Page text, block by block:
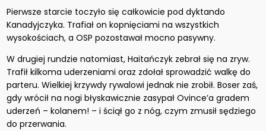
Pierwsze starcie toczyło się całkowicie pod dyktando
Kanadyjczyka. Trafiał on kopnięciami na wszystkich
wysokościach, a OSP pozostawał mocno pasywny.
W drugiej rundzie natomiast, Haitańczyk zebrał się na zryw.
Trafił kilkoma uderzeniami oraz zdołał sprowadzić walkę do
parteru. Wielkiej krzywdy rywalowi jednak nie zrobił. Boser zaś,
gdy wrócił na nogi błyskawicznie zasypał Ovince’a gradem
uderzeń – kolanem! – i ściął go z nóg, czym zmusił sędziego
do przerwania.